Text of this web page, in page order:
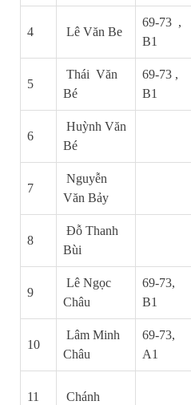
4 Lê Văn Be
69-73 ,
B1
5
Thái Văn
Bé
69-73 ,
B1
6
Huỳnh Văn
Bé
7
Nguyễn
Văn Bảy
8
Đỗ Thanh
Bùi
9
Lê Ngọc
Châu
69-73,
B1
10
Lâm Minh
Châu
69-73,
A1
11 Chánh